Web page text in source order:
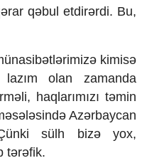
qəbul etdirərdi. Bu,
kimisə
lazım olan zamanda
haqlarımızı təmin
Azərbaycan
sülh bizə yox,
tərəfik.